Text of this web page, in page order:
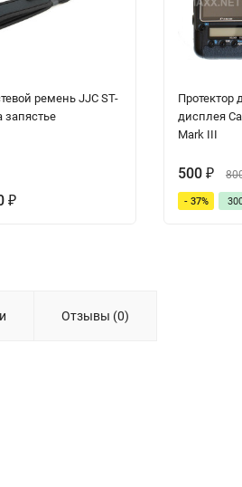
ремень JJC ST-
запястье
₽
Протектор
дисплея
Mark III
500 ₽
- 37%
Отзывы (0)